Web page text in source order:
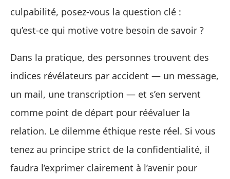
culpabilité, posez‑vous la question clé :
qu’est‑ce qui motive votre besoin de savoir ?
Dans la pratique, des personnes trouvent des
indices révélateurs par accident — un message,
un mail, une transcription — et s’en servent
comme point de départ pour réévaluer la
relation. Le dilemme éthique reste réel. Si vous
tenez au principe strict de la confidentialité, il
faudra l’exprimer clairement à l’avenir pour